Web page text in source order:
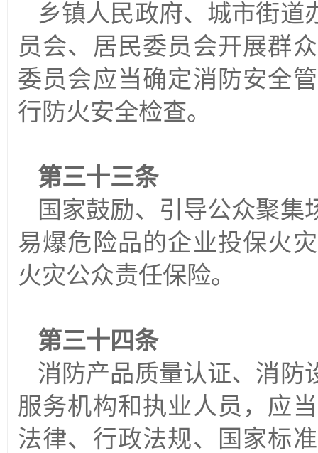
乡镇人民政府、城市街道
员会、居民委员会开展群
委员会应当确定消防安全
行防火安全检查。
第三十三条
国家鼓励、引导公众聚
易爆危险品的企业投保火
火灾公众责任保险。
第三十四条
消防产品质量认证、消防
服务机构和执业人员，应
法律、行政法规、国家标